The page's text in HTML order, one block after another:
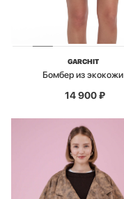
GARCHIT
Бомбер из экокожи
14 900₽